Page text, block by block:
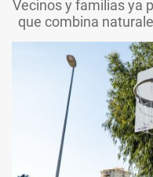
Vecinos y familias ya
que combina